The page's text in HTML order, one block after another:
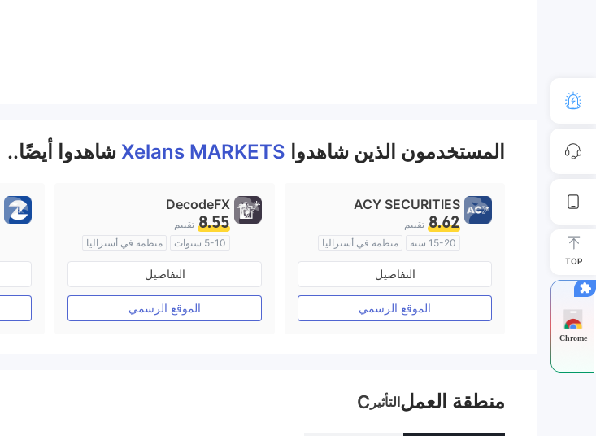
المستخدمون الذين شاهدوا Xelans MARKETS شاهدوا أيضًا..
ACY SECURITIES
8.62 تقييم
15-20 سنة
منظمة في أستراليا
صناعة السوق (MM)
رخصة كاملة ميتاتريدر ٤
التفاصيل
الموقع الرسمي
DecodeFX
8.55 تقييم
5-10 سنوات
منظمة في أستراليا
صناعة السوق (MM)
رخصة كاملة ميتاتريدر ٤
التفاصيل
الموقع الرسمي
منطقة العملالتأثير C
TOP
Chrome